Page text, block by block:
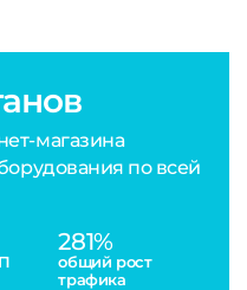
магазина
по всей
281%
общий рост
трафика